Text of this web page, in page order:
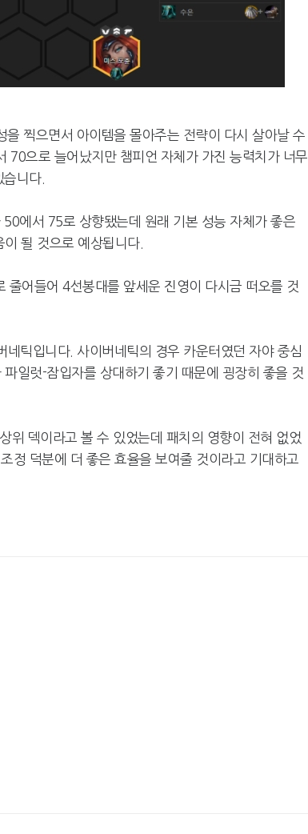
찍으면서 아이템을 몰아주는 전략이 다시 살아날 수
70으로 늘어났지만 챔피언 자체가 가진 능력치가 너무
니다.
에서 75로 상향됐는데 원래 기본 성능 자체가 좋은
될 것으로 예상됩니다.
어들어 4선봉대를 앞세운 진영이 다시금 떠오를 것
틱입니다. 사이버네틱의 경우 카운터였던 자야 중심
일럿-잠입자를 상대하기 좋기 때문에 굉장히 좋을 것
위 덱이라고 볼 수 있었는데 패치의 영향이 전혀 없었
정 덕분에 더 좋은 효율을 보여줄 것이라고 기대하고